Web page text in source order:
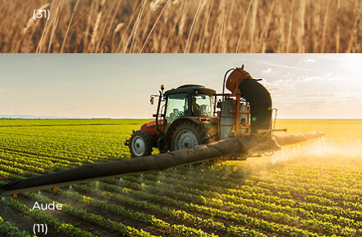
(31)
Aude
(11)